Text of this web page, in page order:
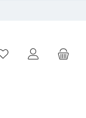
Instrumente
Du hast 0 Produkte